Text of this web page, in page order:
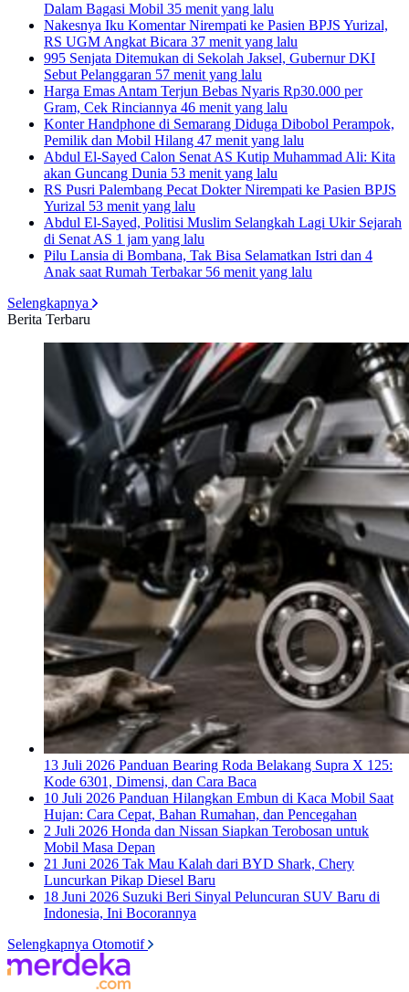
Dalam Bagasi Mobil 35 menit yang lalu
Nakesnya Iku Komentar Nirempati ke Pasien BPJS Yurizal,
RS UGM Angkat Bicara 37 menit yang lalu
995 Senjata Ditemukan di Sekolah Jaksel, Gubernur DKI
Sebut Pelanggaran 57 menit yang lalu
Harga Emas Antam Terjun Bebas Nyaris Rp30.000 per
Gram, Cek Rinciannya 46 menit yang lalu
Konter Handphone di Semarang Diduga Dibobol Perampok,
Pemilik dan Mobil Hilang 47 menit yang lalu
Abdul El-Sayed Calon Senat AS Kutip Muhammad Ali: Kita
akan Guncang Dunia 53 menit yang lalu
RS Pusri Palembang Pecat Dokter Nirempati ke Pasien BPJS
Yurizal 53 menit yang lalu
Abdul El-Sayed, Politisi Muslim Selangkah Lagi Ukir Sejarah
di Senat AS 1 jam yang lalu
Pilu Lansia di Bombana, Tak Bisa Selamatkan Istri dan 4
Anak saat Rumah Terbakar 56 menit yang lalu
Selengkapnya
Berita Terbaru
13 Juli 2026 Panduan Bearing Roda Belakang Supra X 125:
Kode 6301, Dimensi, dan Cara Baca
10 Juli 2026 Panduan Hilangkan Embun di Kaca Mobil Saat
Hujan: Cara Cepat, Bahan Rumahan, dan Pencegahan
2 Juli 2026 Honda dan Nissan Siapkan Terobosan untuk
Mobil Masa Depan
21 Juni 2026 Tak Mau Kalah dari BYD Shark, Chery
Luncurkan Pikap Diesel Baru
18 Juni 2026 Suzuki Beri Sinyal Peluncuran SUV Baru di
Indonesia, Ini Bocorannya
Selengkapnya Otomotif